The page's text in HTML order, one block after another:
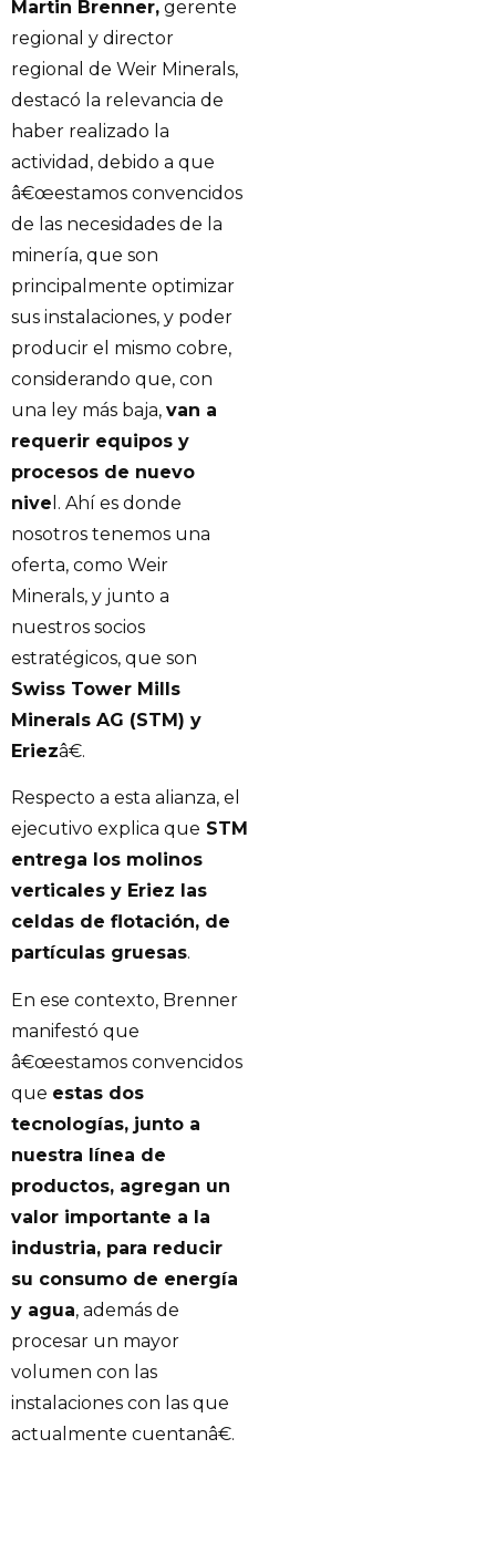
Martin Brenner, gerente
regional y director
regional de Weir Minerals,
destacó la relevancia de
haber realizado la
actividad, debido a que
â€œestamos convencidos
de las necesidades de la
minería, que son
principalmente optimizar
sus instalaciones, y poder
producir el mismo cobre,
considerando que, con
una ley más baja, van a
requerir equipos y
procesos de nuevo
nive l. Ahí es donde
nosotros tenemos una
oferta, como Weir
Minerals, y junto a
nuestros socios
estratégicos, que son
Swiss Tower Mills
Minerals AG (STM) y
Eriezâ€.
Respecto a esta alianza, el
ejecutivo explica que STM
entrega los molinos
verticales y Eriez las
celdas de flotación, de
partículas gruesas.
En ese contexto, Brenner
manifestó que
â€œestamos convencidos
que estas dos
tecnologías, junto a
nuestra línea de
productos, agregan un
valor importante a la
industria, para reducir
su consumo de energía
y agua, además de
procesar un mayor
volumen con las
instalaciones con las que
actualmente cuentanâ€.